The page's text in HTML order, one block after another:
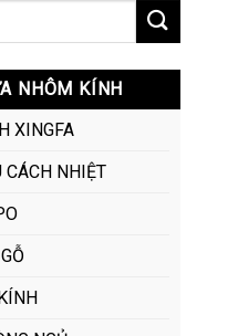
NHÔM KÍNH
XINGFA
CÁCH NHIỆT